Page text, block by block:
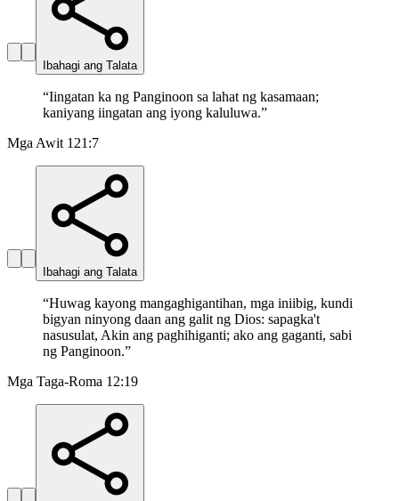
Ibahagi ang Talata
“Iingatan ka ng Panginoon sa lahat ng kasamaan;
kaniyang iingatan ang iyong kaluluwa.”
Mga Awit 121:7
Ibahagi ang Talata
“Huwag kayong mangaghigantihan, mga iniibig, kundi
bigyan ninyong daan ang galit ng Dios: sapagka't
nasusulat, Akin ang paghihiganti; ako ang gaganti, sabi
ng Panginoon.”
Mga Taga-Roma 12:19